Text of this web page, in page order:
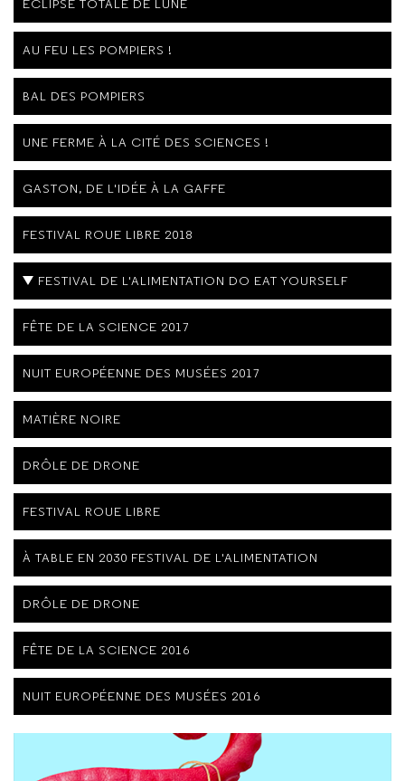
ECLIPSE TOTALE DE LUNE
AU FEU LES POMPIERS !
BAL DES POMPIERS
UNE FERME À LA CITÉ DES SCIENCES !
GASTON, DE L'IDÉE À LA GAFFE
FESTIVAL ROUE LIBRE 2018
FESTIVAL DE L'ALIMENTATION DO EAT YOURSELF
FÊTE DE LA SCIENCE 2017
NUIT EUROPÉENNE DES MUSÉES 2017
MATIÈRE NOIRE
DRÔLE DE DRONE
FESTIVAL ROUE LIBRE
À TABLE EN 2030 FESTIVAL DE L'ALIMENTATION
DRÔLE DE DRONE
FÊTE DE LA SCIENCE 2016
NUIT EUROPÉENNE DES MUSÉES 2016